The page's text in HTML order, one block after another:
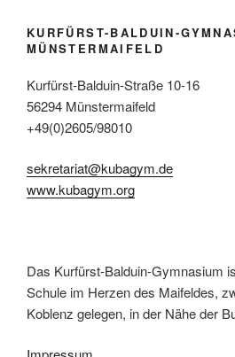
KURFÜRST-BALDUIN-
MÜNSTERMAIFELD
Kurfürst-Balduin-Straße 10-16
56294 Münstermaifeld
+49(0)2605/98010
sekretariat@kubagym.de
www.kubagym.org
Das Kurfürst-Balduin-Gymnasium
Schule im Herzen des Maifeldes,
Koblenz gelegen, in der Nähe der